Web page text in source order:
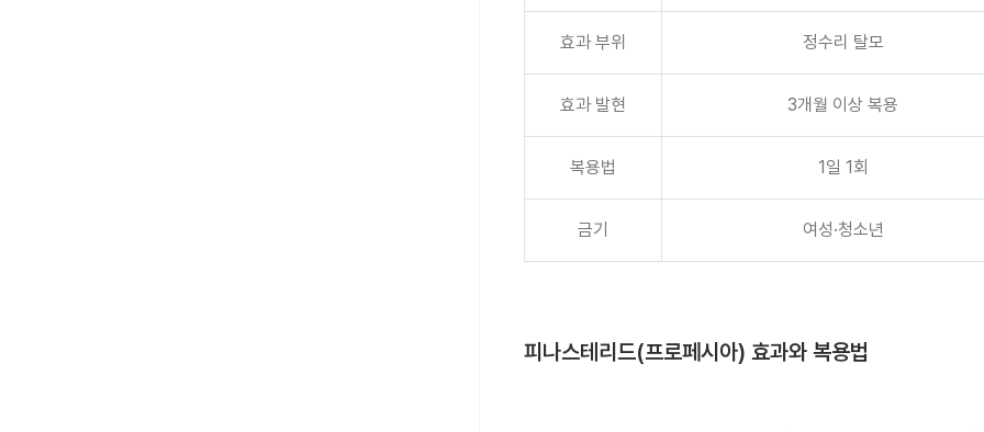
효과 부위 정수리 탈모
효과 발현 3개월 이상 복용
복용법 1일 1회
금기 여성·청소년
피나스테리드(프로페시아) 효과와 복용법